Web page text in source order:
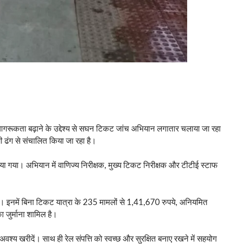
बढ़ाने के उद्देश्य से सघन टिकट जांच अभियान लगातार चलाया जा रहा
ढंग से संचालित किया जा रहा है।
अभियान में वाणिज्य निरीक्षक, मुख्य टिकट निरीक्षक और टीटीई स्टाफ
बिना टिकट यात्रा के 235 मामलों से 1,41,670 रुपये, अनियमित
शामिल है।
खरीदें। साथ ही रेल संपत्ति को स्वच्छ और सुरक्षित बनाए रखने में सहयोग